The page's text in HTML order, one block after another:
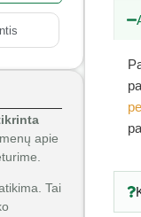
apie
Tai